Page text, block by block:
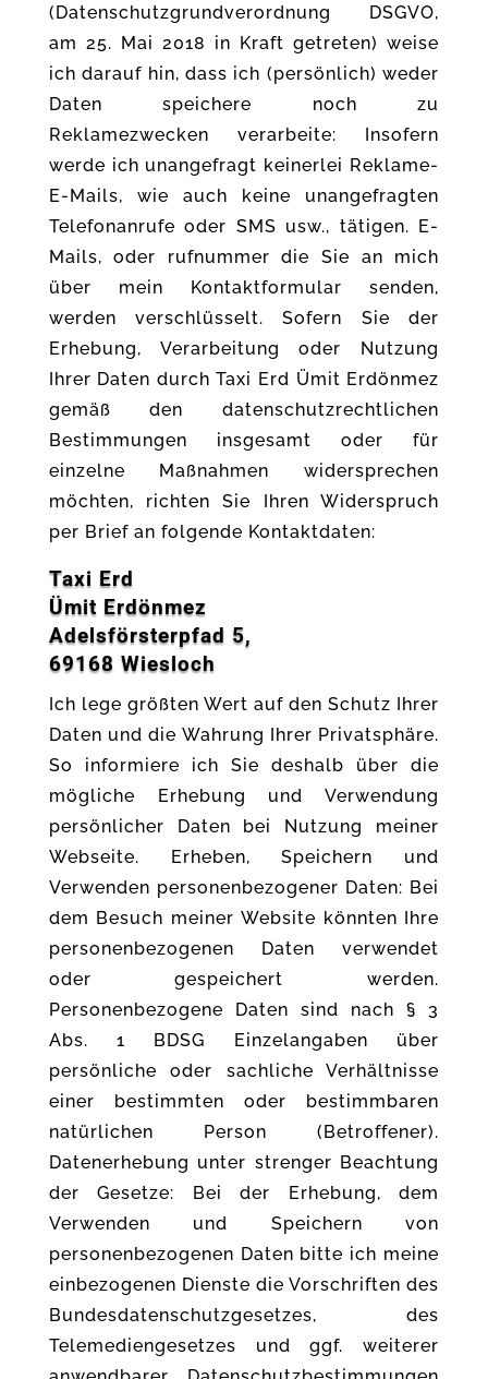
(Datenschutzgrundverordnung DSGVO,
am 25. Mai 2018 in Kraft getreten) weise
ich darauf hin, dass ich (persönlich) weder
Daten speichere noch zu
Reklamezwecken verarbeite: Insofern
werde ich unangefragt keinerlei Reklame-
E-Mails, wie auch keine unangefragten
Telefonanrufe oder SMS usw., tätigen. E-
Mails, oder rufnummer die Sie an mich
über mein Kontaktformular senden,
werden verschlüsselt. Sofern Sie der
Erhebung, Verarbeitung oder Nutzung
Ihrer Daten durch Taxi Erd Ümit Erdönmez
gemäß den datenschutzrechtlichen
Bestimmungen insgesamt oder für
einzelne Maßnahmen widersprechen
möchten, richten Sie Ihren Widerspruch
per Brief an folgende Kontaktdaten:
Taxi Erd
Ümit Erdönmez
Adelsförsterpfad 5,
69168 Wiesloch
Ich lege größten Wert auf den Schutz Ihrer
Daten und die Wahrung Ihrer Privatsphäre.
So informiere ich Sie deshalb über die
mögliche Erhebung und Verwendung
persönlicher Daten bei Nutzung meiner
Webseite. Erheben, Speichern und
Verwenden personenbezogener Daten: Bei
dem Besuch meiner Website könnten Ihre
personenbezogenen Daten verwendet
oder gespeichert werden.
Personenbezogene Daten sind nach § 3
Abs. 1 BDSG Einzelangaben über
persönliche oder sachliche Verhältnisse
einer bestimmten oder bestimmbaren
natürlichen Person (Betroffener).
Datenerhebung unter strenger Beachtung
der Gesetze: Bei der Erhebung, dem
Verwenden und Speichern von
personenbezogenen Daten bitte ich meine
einbezogenen Dienste die Vorschriften des
Bundesdatenschutzgesetzes, des
Telemediengesetzes und ggf. weiterer